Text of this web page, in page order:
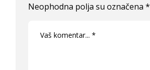
Neophodna polja su označena*